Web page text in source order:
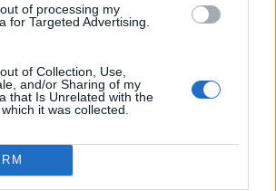
of processing my
for Targeted Advertising.
of Collection, Use,
and/or Sharing of my
that Is Unrelated with the
it was collected.
kötött.
teljes cikkarchívum
BÉT elmúlt 2 év napon belüli